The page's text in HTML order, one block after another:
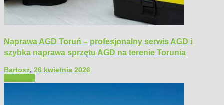
Naprawa AGD Toruń – profesjonalny serwis AGD i
szybka naprawa sprzętu AGD na terenie Torunia
Bartosz, 26 kwietnia 2026